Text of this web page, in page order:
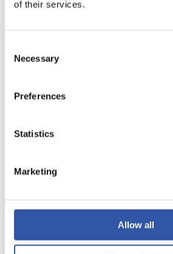
of their services.
Selection
Necessary
Preferences
Statistics
Marketing
Allow all